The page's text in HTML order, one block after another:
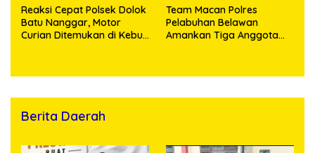
Reaksi Cepat Polsek Dolok
Batu Nanggar, Motor
Curian Ditemukan di Kebun
Team Macan Polres
Pelabuhan Belawan
Amankan Tiga Anggota
Berita Daerah